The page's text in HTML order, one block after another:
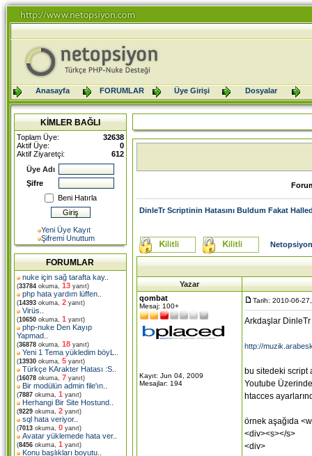
Anasayfa FORUMLAR Üye Girişi Dosyalar
KİMLER BAĞLI
Toplam Üye:
32638
Aktif Üye:
0
Aktif Ziyaretçi:
612
Üye Adı
Şifre
Beni Hatırla
Yeni Üye Kayıt
Şifremi Unuttum
FORUMLAR
nuke için sağ tarafta kay..
(33784 okuma, 13 yanıt)
php hata yardım lüffen
(14393 okuma, 2 yanıt)
Virüs
(10650 okuma, 1 yanıt)
php-nuke Den Kayıp
Yapmad
(36878 okuma, 18 yanıt)
Yeni 1 Tema yükledim böyL
(13930 okuma, 5 yanıt)
Türkçe KArakter Hatası :S
(16078 okuma, 7 yanıt)
Bir modülün admin file'ın
(7887 okuma, 1 yanıt)
Herhangi Bir Site Hostund
(9229 okuma, 2 yanıt)
sql hata veriyor..
(7013 okuma, 0 yanıt)
Avatar yüklemede hata ver..
(8456 okuma, 1 yanıt)
Konu başlıkları boyutu
DinleTr Scriptinin Hatasını Buldum Fakat
Yazar
qombat
Mesaj: 100+
Kayıt: Jun 04, 2009
Mesajlar: 194
Tarih: 2010-06-
Arkdaşlar
http://
bu sitedeki script
Youtube
htacces
örnek aşağıda
<div><s></s>
<div>